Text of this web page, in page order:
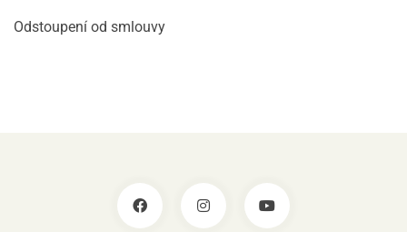
Odstoupení od smlouvy